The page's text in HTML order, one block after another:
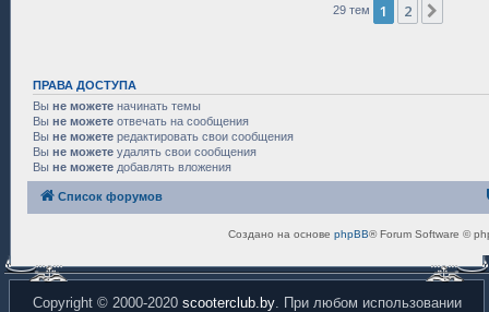
29 тем 1 2
ПРАВА ДОСТУПА
Вы не можете начинать темы
Вы не можете отвечать на сообщения
Вы не можете редактировать свои сообщения
Вы не можете удалять свои сообщения
Вы не можете добавлять вложения
Список форумов
Создано на основе phpBB® Forum Software ©
Copyright © 2000-2020 scooterclub.by. При любом использовании